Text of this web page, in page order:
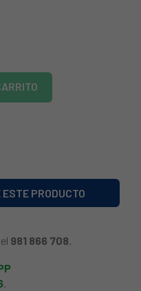
PRODUCTO
981 866 708
.